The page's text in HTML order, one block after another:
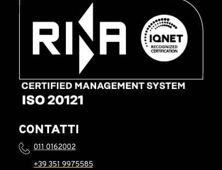
CONTATTI
011 0162002
+39 351 9975585